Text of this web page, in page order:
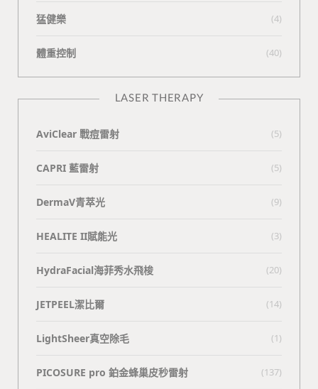
猛健樂 (4)
體重控制 (40)
LASER THERAPY
AviClear 戰痘雷射 (5)
CAPRI 藍雷射 (5)
DermaV青萃光 (9)
HEALITE II賦能光 (3)
HydraFacial海菲秀水飛梭 (20)
JETPEEL潔比爾 (14)
LightSheer真空除毛 (1)
PICOSURE pro 鉑金蜂巢皮秒雷射 (137)